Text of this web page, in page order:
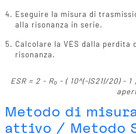
Eseguire la misura di
alla risonanza in serie.
Calcolare la VES dalla perdita
risonanza.
ESR = 2 - R₀ - ( 10^(-|S21|/20) -
Metodo di
attivo / Metodo